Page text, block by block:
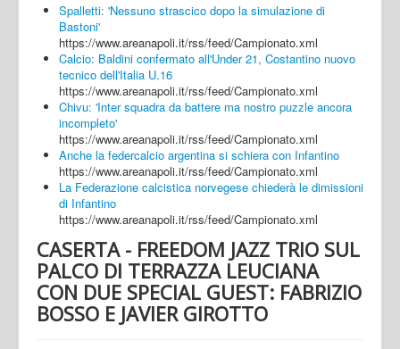
Spalletti: 'Nessuno strascico dopo la simulazione di
Bastoni'
https://www.areanapoli.it/rss/feed/Campionato.xml
Calcio: Baldini confermato all'Under 21, Costantino nuovo
tecnico dell'Italia U.16
https://www.areanapoli.it/rss/feed/Campionato.xml
Chivu: 'Inter squadra da battere ma nostro puzzle ancora
incompleto'
https://www.areanapoli.it/rss/feed/Campionato.xml
Anche la federcalcio argentina si schiera con Infantino
https://www.areanapoli.it/rss/feed/Campionato.xml
La Federazione calcistica norvegese chiederà le dimissioni
di Infantino
https://www.areanapoli.it/rss/feed/Campionato.xml
CASERTA - FREEDOM JAZZ TRIO SUL
PALCO DI TERRAZZA LEUCIANA
CON DUE SPECIAL GUEST: FABRIZIO
BOSSO E JAVIER GIROTTO